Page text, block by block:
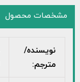
مشخصات محصول
نویسنده/
مترجم: